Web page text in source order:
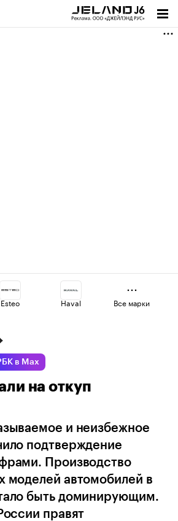
Esteo Haval
Voyah
Volga
Все марки
в Max
на откуп
и неизбежное
подтверждение
Производство
моделей автомобилей в
быть доминирующим.
правят